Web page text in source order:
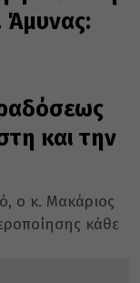
Άμυνας:
και την
ο κ. Μακάριος
κάθε